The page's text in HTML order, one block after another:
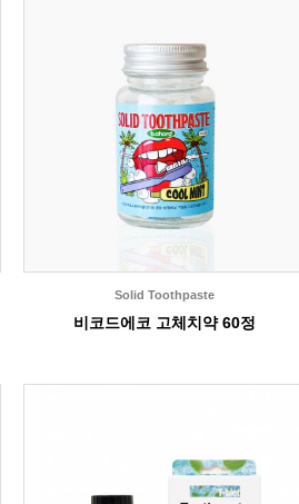
Solid Toothpaste
비코드에코 고체치약 60정